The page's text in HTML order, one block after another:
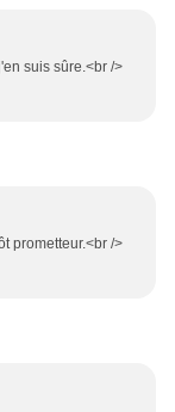
suis sûre.<br />
prometteur.<br />